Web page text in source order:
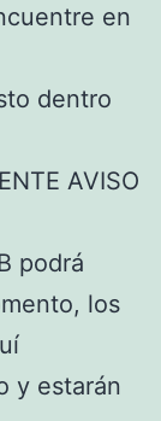
en
dentro
AVISO
podrá
los
y estarán